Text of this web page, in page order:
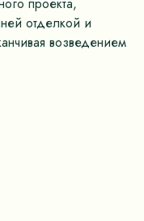
проекта,
отделкой и
возведением